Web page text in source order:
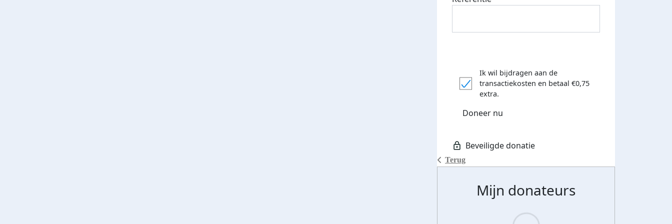
Terug
Ik wil bijdragen aan de
transactiekosten en betaal €0,75
extra.
Doneer nu
Mijn donateurs